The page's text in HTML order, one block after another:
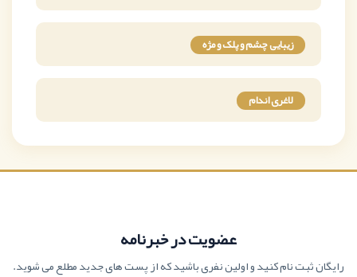
زیبایی چشم و پلک و مژه
لاغری اندام
عضویت در خبرنامه
رایگان ثبت نام کنید و اولین نفری باشید که از پست های جدید مطلع می شوید.